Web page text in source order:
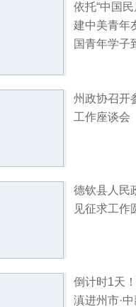
依托“中国
建中美青
国青年学子
州政协召开
工作座谈会
德钦县人民
见征求工作
倒计时1天
滇进州市·